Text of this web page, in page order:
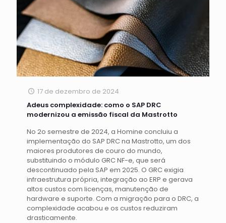
17 de dezembro de 2024
Adeus complexidade: como o SAP DRC
modernizou a emissão fiscal da Mastrotto
No 2o semestre de 2024, a Homine concluiu a
implementação do SAP DRC na Mastrotto, um dos
maiores produtores de couro do mundo,
substituindo o módulo GRC NF-e, que será
descontinuado pela SAP em 2025. O GRC exigia
infraestrutura própria, integração ao ERP e gerava
altos custos com licenças, manutenção de
hardware e suporte. Com a migração para o DRC, a
complexidade acabou e os custos reduziram
drasticamente.